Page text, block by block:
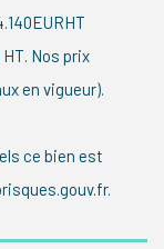
Nos prix
en vigueur).
ce bien est